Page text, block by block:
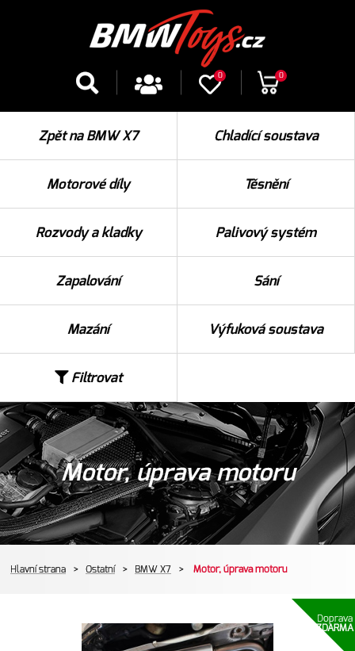
0 0
Zpět na BMW X7 Chladící soustava
Motorové díly Těsnění
Rozvody a kladky Palivový systém
Zapalování Sání
Mazání Výfuková soustava
Filtrovat
Motor, úprava motoru
Hlavní strana > Ostatní > BMW X7 > Motor, úprava motoru
Doprava
ZDARMA